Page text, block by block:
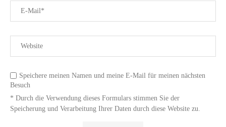
Speichere meinen Namen und meine E-Mail für meinen nächsten
Besuch
* Durch die Verwendung dieses Formulars stimmen Sie der
Speicherung und Verarbeitung Ihrer Daten durch diese Website zu.